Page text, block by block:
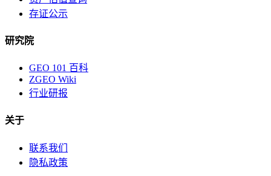
存证公示
研究院
GEO 101 百科
ZGEO Wiki
行业研报
关于
联系我们
隐私政策